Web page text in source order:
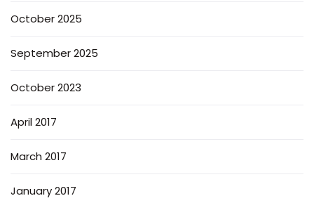
October 2025
September 2025
October 2023
April 2017
March 2017
January 2017